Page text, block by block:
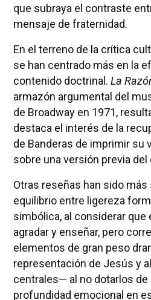
que subraya el contraste
mensaje de fraternidad.
En el terreno de la crítica
se han centrado más en la
contenido doctrinal. La
armazón argumental del
de Broadway en 1971,
destaca el interés de la
de Banderas de imprimir su
sobre una versión previa
Otras reseñas han sido más
equilibrio entre ligereza
simbólica, al considerar
agradar y enseñar, pero
elementos de gran peso
representación de Jesús y
centrales— al no dotarlos
profundidad emocional en